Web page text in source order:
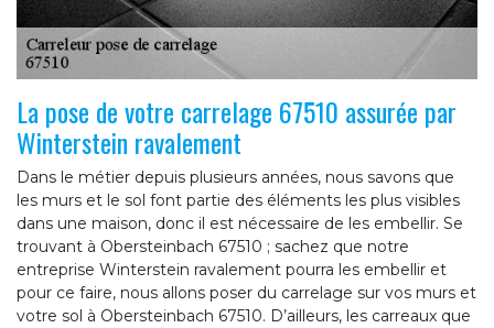
La pose de votre carrelage 67510 assurée par
Winterstein ravalement
Dans le métier depuis plusieurs années, nous savons que
les murs et le sol font partie des éléments les plus visibles
dans une maison, donc il est nécessaire de les embellir. Se
trouvant à Obersteinbach 67510 ; sachez que notre
entreprise Winterstein ravalement pourra les embellir et
pour ce faire, nous allons poser du carrelage sur vos murs et
votre sol à Obersteinbach 67510. D’ailleurs, les carreaux que